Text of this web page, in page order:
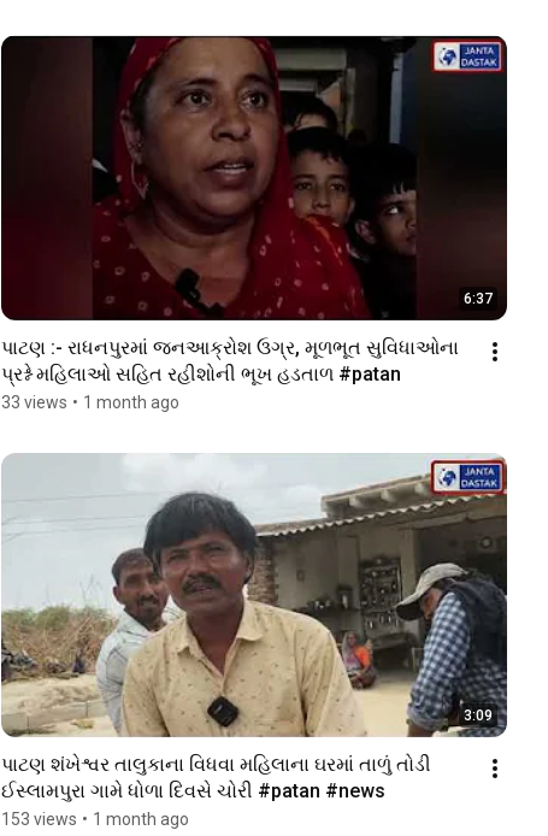
6:37
પાટણ :- રાધનપુરમાં જનઆક્રોશ ઉગ્ર, મૂળભૂત સુવિધાઓના
33 views • 1 month ago
3:09
પાટણ શંખેશ્વર તાલુકાના વિધવા મહિલાના ઘરમાં તાળું તોડી
153 views • 1 month ago